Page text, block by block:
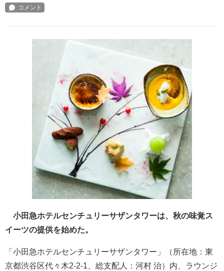
小田急ホテルセンチュリーサザンタワーは、秋の味覚ス
イーツの提供を始めた。
「小田急ホテルセンチュリーサザンタワー」（所在地：東
京都渋谷区代々木2-2-1、総支配人：河村 治）内、ラウンジ